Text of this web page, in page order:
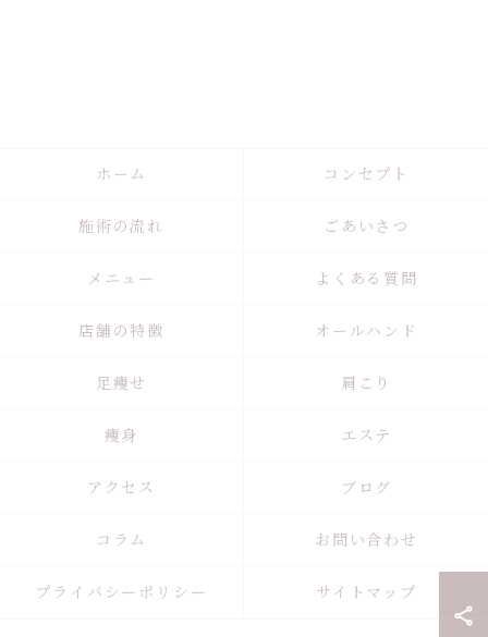
ホーム コンセプト
施術の流れ ごあいさつ
メニュー よくある質問
店舗の特徴 オールハンド
足痩せ 肩こり
痩身 エステ
アクセス ブログ
コラム お問い合わせ
プライバシーポリシー サイトマップ